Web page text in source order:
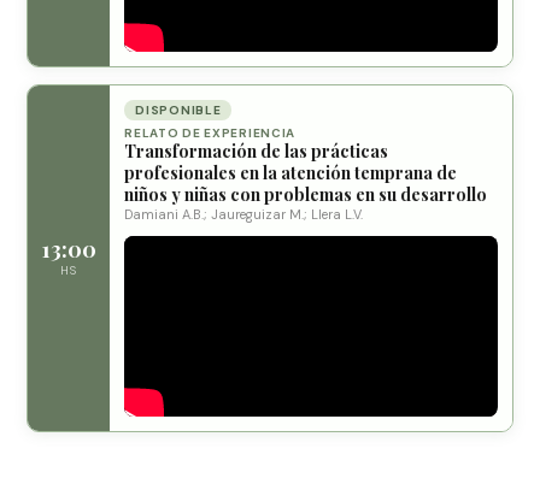
13:00
HS
DISPONIBLE
RELATO DE EXPERIENCIA
Transformación de las prácticas
profesionales en la atención temprana de
niños y niñas con problemas en su desarrollo
Damiani A.B.; Jaureguizar M.; Llera L.V.